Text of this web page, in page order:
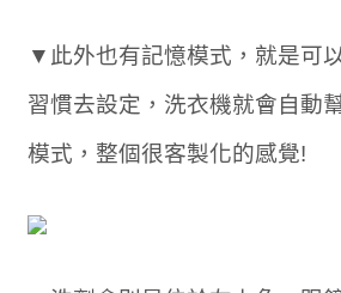
▼此外也有記憶模式，就是可
習慣去設定，洗衣機就會自動
模式，整個很客製化的感覺!